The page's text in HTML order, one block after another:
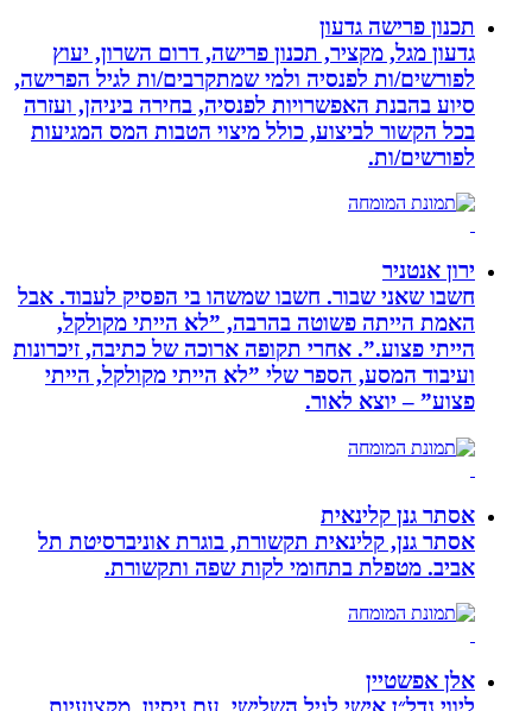
תכנון פרישה גדעון
גדעון מגל, מקציר, תכנון פרישה, דרום השרון, יעוץ
לפורשים/ות לפנסיה ולמי שמתקרבים/ות לגיל הפרישה,
סיוע בהבנת האפשרויות לפנסיה, בחירה ביניהן, ועזרה
בכל הקשור לביצוע, כולל מיצוי הטבות המס המגיעות
לפורשים/ות.
ירון אנטניר
חשבו שאני שבור. חשבו שמשהו בי הפסיק לעבוד. אבל
האמת הייתה פשוטה בהרבה, ”לא הייתי מקולקל,
הייתי פצוע.”. אחרי תקופה ארוכה של כתיבה, זיכרונות
ועיבוד המסע, הספר שלי ”לא הייתי מקולקל, הייתי
פצוע” – יוצא לאור.
אסתר גנן קלינאית
אסתר גנן, קלינאית תקשורת, בוגרת אוניברסיטת תל
אביב. מטפלת בתחומי לקות שפה ותקשורת.
אלן אפשטיין